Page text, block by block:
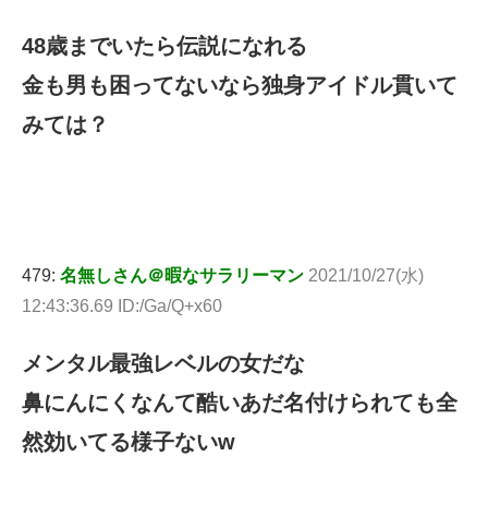
48歳までいたら伝説になれる
金も男も困ってないなら独身アイドル貫いて
みては？
479: 名無しさん＠暇なサラリーマン 2021/10/27(水)
12:43:36.69 ID:/Ga/Q+x60
メンタル最強レベルの女だな
鼻にんにくなんて酷いあだ名付けられても全
然効いてる様子ないw